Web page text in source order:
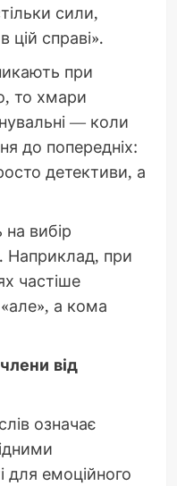
сили,
цій справі».
при
то хмари
— коли
до попередніх:
детективи, а
вибір
Наприклад, при
частіше
а кома
від
означає
для емоційного